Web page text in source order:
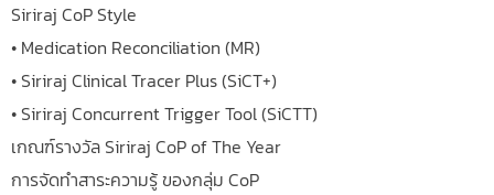
Siriraj CoP Style
• Medication Reconciliation (MR)
• Siriraj Clinical Tracer Plus (SiCT+)
• Siriraj Concurrent Trigger Tool (SiCTT)
เกณฑ์รางวัล Siriraj CoP of The Year
การจัดทำสาระความรู้ ของกลุ่ม CoP